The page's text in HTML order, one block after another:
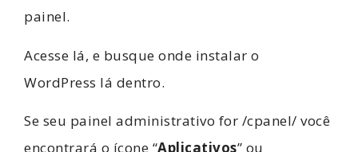
painel.
Acesse lá, e busque onde instalar o
WordPress lá dentro.
Se seu painel administrativo for /cpanel/ você
encontrará o ícone “Aplicativos” ou